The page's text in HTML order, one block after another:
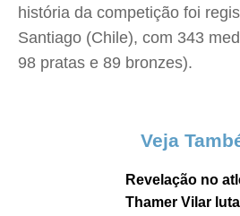
história da competição foi
Santiago (Chile), com 343
98 pratas e 89 bronzes).
Veja
Revelação no
Thamer Vilar